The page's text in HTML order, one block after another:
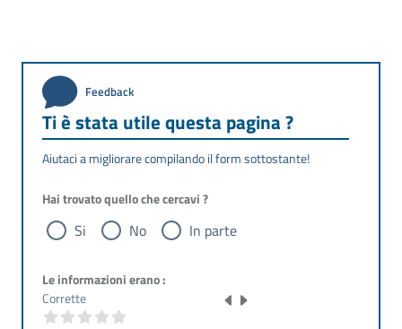
Feedback
Ti è stata utile questa pagina ?
Aiutaci a migliorare compilando il form sottostante!
Hai trovato quello che cercavi ?
Si No In parte
Le informazioni erano :
Corrette